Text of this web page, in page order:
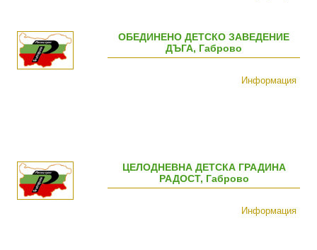
ОБЕДИНЕНО ДЕТСКО ЗАВЕДЕНИЕ
ДЪГА, Габрово
Информация
ЦЕЛОДНЕВНА ДЕТСКА ГРАДИНА
РАДОСТ, Габрово
Информация